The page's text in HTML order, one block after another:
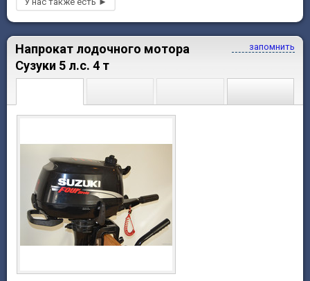
запомнить
Напрокат лодочного мотора
Сузуки 5 л.с. 4 т